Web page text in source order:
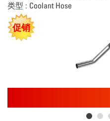
类型 : Coolant Hose
促销